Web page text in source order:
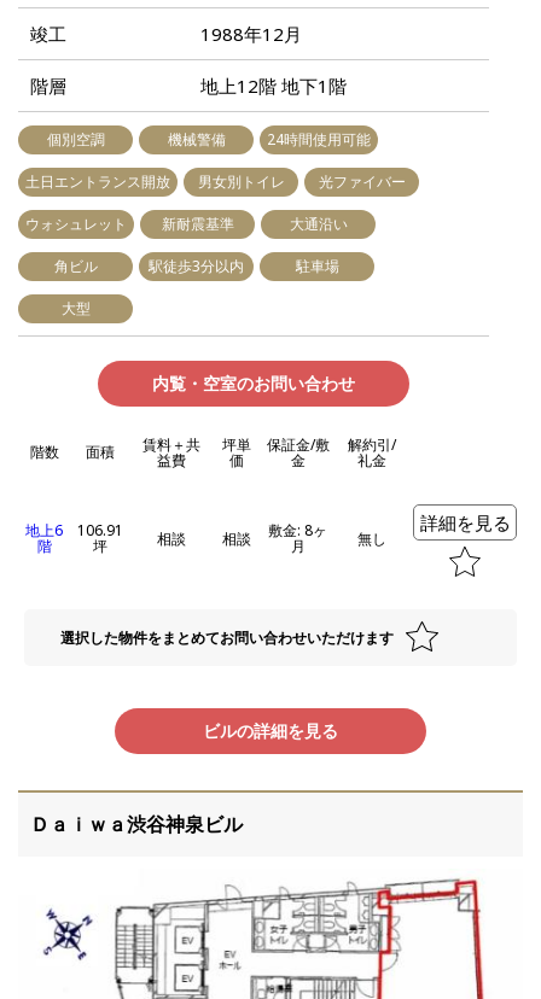
竣工 1988年12月
階層 地上12階 地下1階
個別空調 機械警備 24時間使用可能
土日エントランス開放 男女別トイレ 光ファイバー
ウォシュレット 新耐震基準 大通沿い
角ビル 駅徒歩3分以内 駐車場
大型
内覧・空室のお問い合わせ
階数 面積 賃料＋共
益費
坪単
価
保証金/敷
金
解約引/
礼金
地上6
階
106.91
坪 相談 相談 敷金: 8ヶ
月 無し
詳細を見る
選択した物件をまとめてお問い合わせいただけます
ビルの詳細を見る
Ｄａｉｗａ渋谷神泉ビル